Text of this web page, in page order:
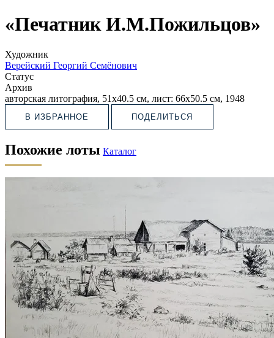
«Печатник И.М.Пожильцов»
Художник
Верейский Георгий Семёнович
Статус
Архив
авторская литография, 51х40.5 см, лист: 66х50.5 см, 1948
В ИЗБРАННОЕ ПОДЕЛИТЬСЯ
Похожие лоты Каталог